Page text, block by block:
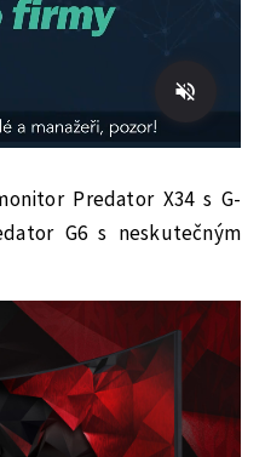
Predator X34 s G-
G6 s neskutečným